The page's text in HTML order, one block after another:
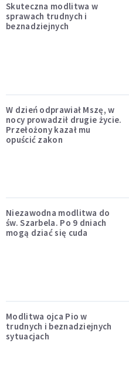
Skuteczna modlitwa w
sprawach trudnych i
beznadziejnych
W dzień odprawiał Mszę, w
nocy prowadził drugie życie.
Przełożony kazał mu
opuścić zakon
Niezawodna modlitwa do
św. Szarbela. Po 9 dniach
mogą dziać się cuda
Modlitwa ojca Pio w
trudnych i beznadziejnych
sytuacjach